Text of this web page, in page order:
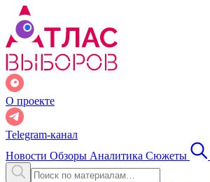
О проекте
Telegram-канал
Новости Обзоры Аналитика Сюжеты